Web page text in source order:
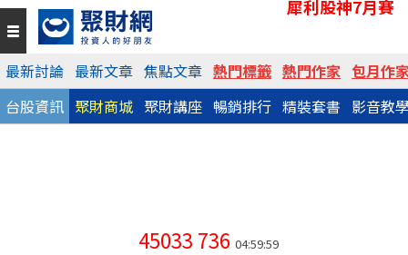
犀利股神7月賽
最新討論 最新文章 焦點文章 熱門標籤 熱門作家 包月作
台股資訊 聚財商城 聚財講座 暢銷排行 精裝套書 影音教
45033 736 04:59:59